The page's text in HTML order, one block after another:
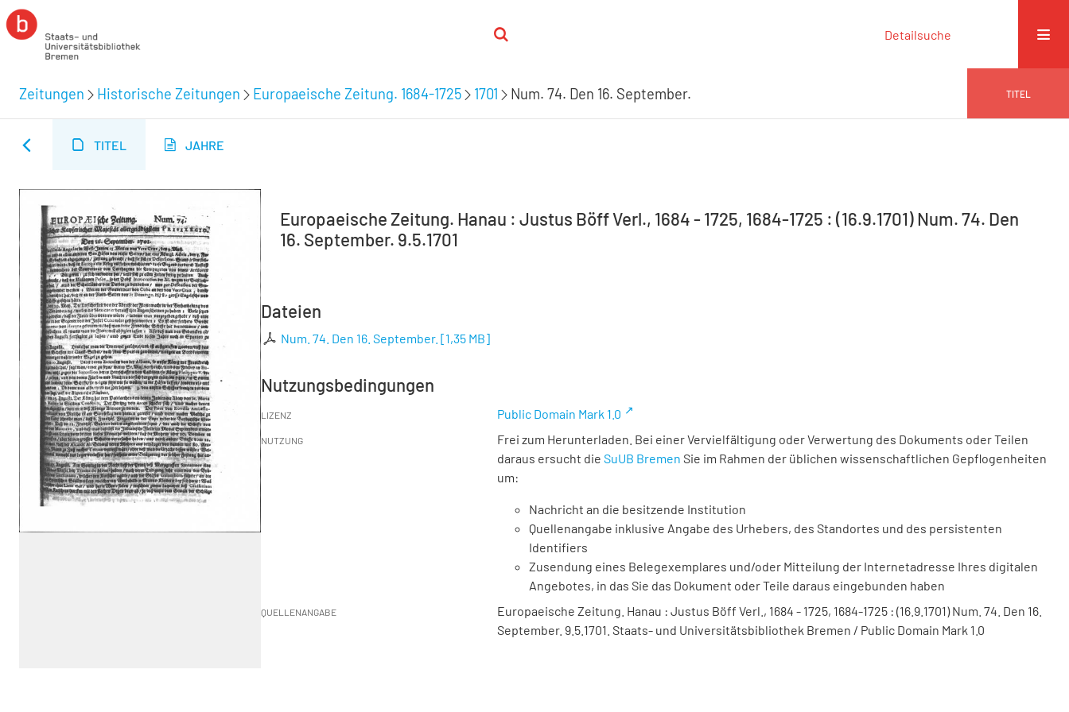
Detailsuche
Zeitungen Historische Zeitungen Europaeische Zeitung. 1684-1725 1701 Num. 74. Den 16. September. TITEL
TITEL JAHRE
Europaeische Zeitung. Hanau : Justus Böff Verl., 1684 - 1725, 1684-1725 : (16.9.1701) Num. 74. Den
16. September. 9.5.1701
Dateien
Num. 74. Den 16. September. [1,35 MB]
Nutzungsbedingungen
LIZENZ Public Domain Mark 1.0
NUTZUNG
Frei zum Herunterladen. Bei einer Vervielfältigung oder Verwertung des Dokuments oder Teilen
daraus ersucht die SuUB Bremen Sie im Rahmen der üblichen wissenschaftlichen Gepflogenheiten
um:
Nachricht an die besitzende Institution
Quellenangabe inklusive Angabe des Urhebers, des Standortes und des persistenten
Identifiers
Zusendung eines Belegexemplares und/oder Mitteilung der Internetadresse Ihres digitalen
Angebotes, in das Sie das Dokument oder Teile daraus eingebunden haben
QUELLENANGABE
Europaeische Zeitung. Hanau : Justus Böff Verl., 1684 - 1725, 1684-1725 : (16.9.1701) Num. 74. Den 16.
September. 9.5.1701. Staats- und Universitätsbibliothek Bremen / Public Domain Mark 1.0